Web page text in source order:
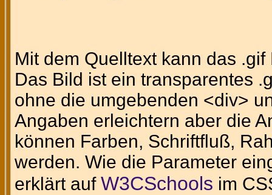
Mit dem Quelltext kann das
Das Bild ist ein transparentes
ohne die umgebenden <div>
Angaben erleichtern aber die
können Farben, Schriftfluß,
werden. Wie die Parameter
erklärt auf W3CSchools im